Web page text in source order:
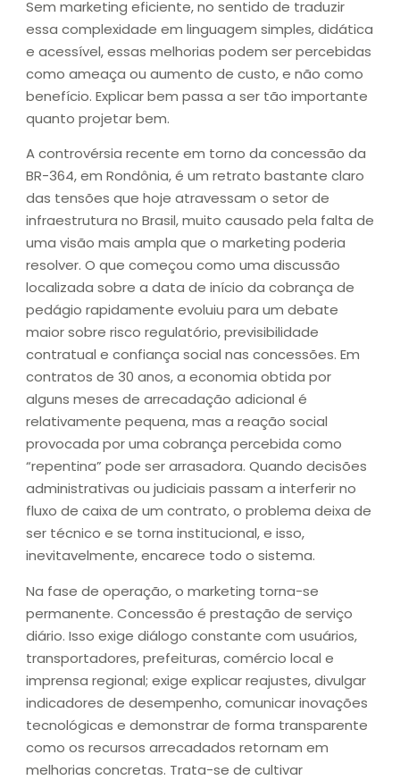
Sem marketing eficiente, no sentido de traduzir
essa complexidade em linguagem simples, didática
e acessível, essas melhorias podem ser percebidas
como ameaça ou aumento de custo, e não como
benefício. Explicar bem passa a ser tão importante
quanto projetar bem.
A controvérsia recente em torno da concessão da
BR-364, em Rondônia, é um retrato bastante claro
das tensões que hoje atravessam o setor de
infraestrutura no Brasil, muito causado pela falta de
uma visão mais ampla que o marketing poderia
resolver. O que começou como uma discussão
localizada sobre a data de início da cobrança de
pedágio rapidamente evoluiu para um debate
maior sobre risco regulatório, previsibilidade
contratual e confiança social nas concessões. Em
contratos de 30 anos, a economia obtida por
alguns meses de arrecadação adicional é
relativamente pequena, mas a reação social
provocada por uma cobrança percebida como
“repentina” pode ser arrasadora. Quando decisões
administrativas ou judiciais passam a interferir no
fluxo de caixa de um contrato, o problema deixa de
ser técnico e se torna institucional, e isso,
inevitavelmente, encarece todo o sistema.
Na fase de operação, o marketing torna-se
permanente. Concessão é prestação de serviço
diário. Isso exige diálogo constante com usuários,
transportadores, prefeituras, comércio local e
imprensa regional; exige explicar reajustes, divulgar
indicadores de desempenho, comunicar inovações
tecnológicas e demonstrar de forma transparente
como os recursos arrecadados retornam em
melhorias concretas. Trata-se de cultivar